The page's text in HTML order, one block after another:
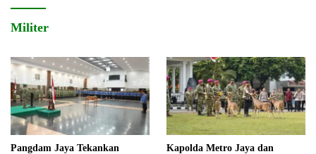
Militer
Pangdam Jaya Tekankan
Kapolda Metro Jaya dan